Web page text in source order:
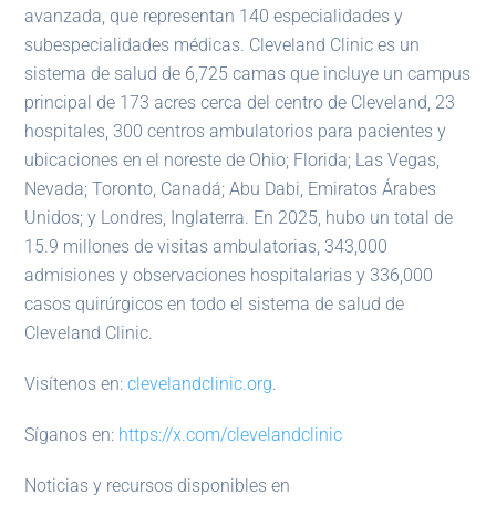
avanzada, que representan 140 especialidades y
subespecialidades médicas. Cleveland Clinic es un
sistema de salud de 6,725 camas que incluye un campus
principal de 173 acres cerca del centro de Cleveland, 23
hospitales, 300 centros ambulatorios para pacientes y
ubicaciones en el noreste de Ohio; Florida; Las Vegas,
Nevada; Toronto, Canadá; Abu Dabi, Emiratos Árabes
Unidos; y Londres, Inglaterra. En 2025, hubo un total de
15.9 millones de visitas ambulatorias, 343,000
admisiones y observaciones hospitalarias y 336,000
casos quirúrgicos en todo el sistema de salud de
Cleveland Clinic.
Visítenos en:clevelandclinic.org.
Síganos en: https://x.com/clevelandclinic
Noticias y recursos disponibles en